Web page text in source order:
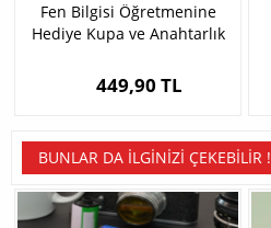
Fen Bilgisi Öğretmenine
Hediye Kupa ve Anahtarlık
449,90 TL
BUNLAR DA İLGINIZI ÇEKEBILIR !